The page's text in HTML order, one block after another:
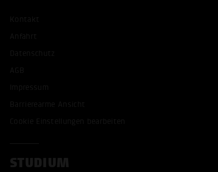
Kontakt
Anfahrt
Datenschutz
AGB
Impressum
Barrierearme Ansicht
Cookie Einstellungen bearbeiten
STUDIUM